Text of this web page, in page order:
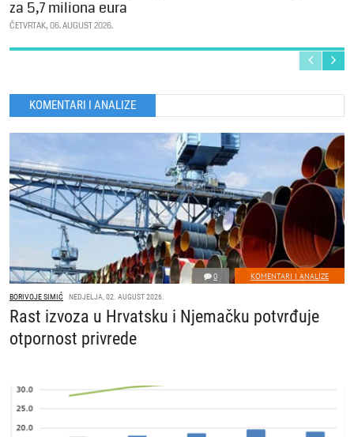
za 5,7 miliona eura
ČETVRTAK, 06. AUGUST 2026.
KOMENTARI I ANALIZE
0 KOMENTARI I ANALIZE
BORIVOJE SIMIĆ NEDJELJA, 02. AUGUST 2026.
Rast izvoza u Hrvatsku i Njemačku potvrđuje
otpornost privrede